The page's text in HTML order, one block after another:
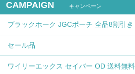
CAMPAIGN キャンペーン
ブラックホーク JGCポーチ 全品8割引き
セール品
ワイリーエックス セイバー OD 送料無